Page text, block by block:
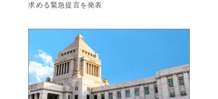
求める緊急提言を発表